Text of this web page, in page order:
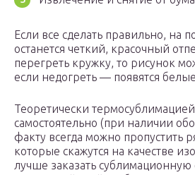
Если все сделать правильно, на
останется четкий, красочный
перегреть кружку, то рисунок
если недогреть — появятся
Теоретически
самостоятельно (при наличии
факту всегда можно пропустить
которые скажутся на качестве
лучше заказать сублимационную